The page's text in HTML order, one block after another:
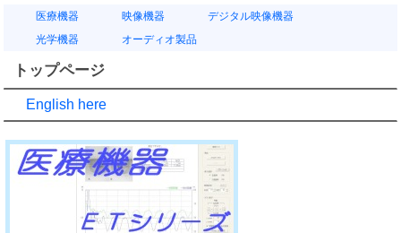
医療機器 映像機器
デジタル映像機器
光学機器
オーディオ製品
トップページ
English here